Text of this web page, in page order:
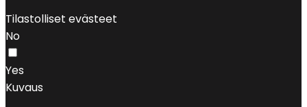
Tilastolliset evästeet
No
Yes
Kuvaus